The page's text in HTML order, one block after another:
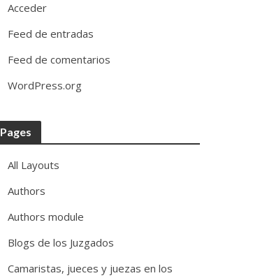
Acceder
Feed de entradas
Feed de comentarios
WordPress.org
Pages
All Layouts
Authors
Authors module
Blogs de los Juzgados
Camaristas, jueces y juezas en los